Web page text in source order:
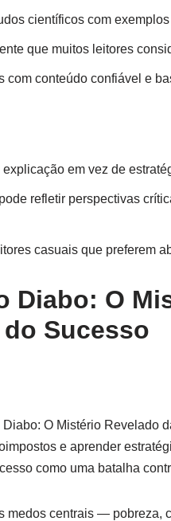
científicos com
que muitos leitores
com conteúdo confiável e
em vez de
refletir perspectivas
casuais que preferem
Diabo: O
Sucesso
O Mistério Revelado
e aprender
como uma batalha
medos centrais — pobreza,